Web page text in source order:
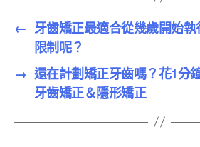
← 牙齒矯正最適合從幾歲開始
限制呢？
→ 還在計劃矯正牙齒嗎？花1分
牙齒矯正＆隱形矯正